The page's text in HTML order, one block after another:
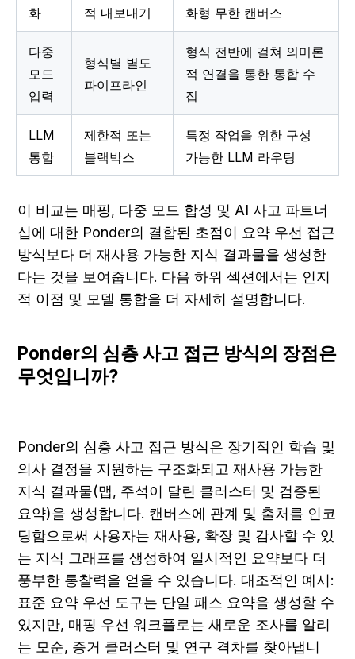
화
적 내보내기
화형 무한 캔버스
다중
모드
입력
형식별 별도
파이프라인
형식 전반에 걸쳐 의미론
적 연결을 통한 통합 수
집
LLM
통합
제한적 또는
블랙박스
특정 작업을 위한 구성
가능한 LLM 라우팅
이 비교는 매핑, 다중 모드 합성 및 AI 사고 파트너
십에 대한 Ponder의 결합된 초점이 요약 우선 접근
방식보다 더 재사용 가능한 지식 결과물을 생성한
다는 것을 보여줍니다. 다음 하위 섹션에서는 인지
적 이점 및 모델 통합을 더 자세히 설명합니다.
Ponder의 심층 사고 접근 방식의 장점은
무엇입니까?
Ponder의 심층 사고 접근 방식은 장기적인 학습 및
의사 결정을 지원하는 구조화되고 재사용 가능한
지식 결과물(맵, 주석이 달린 클러스터 및 검증된
요약)을 생성합니다. 캔버스에 관계 및 출처를 인코
딩함으로써 사용자는 재사용, 확장 및 감사할 수 있
는 지식 그래프를 생성하여 일시적인 요약보다 더
풍부한 통찰력을 얻을 수 있습니다. 대조적인 예시:
표준 요약 우선 도구는 단일 패스 요약을 생성할 수
있지만, 매핑 우선 워크플로는 새로운 조사를 알리
는 모순, 증거 클러스터 및 연구 격차를 찾아냅니